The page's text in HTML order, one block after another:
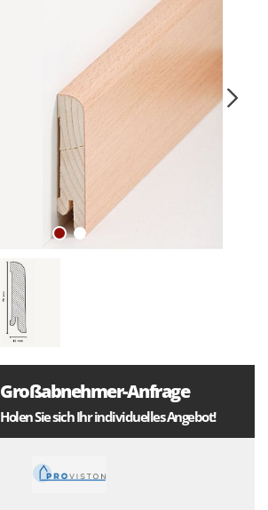
Großabnehmer-Anfrage
Holen Sie sich Ihr individuelles Angebot!